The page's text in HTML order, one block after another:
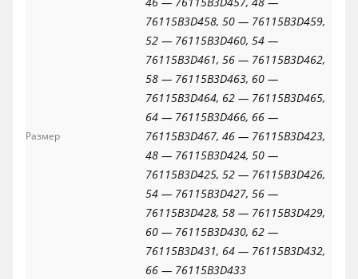
Размер
76115B3D458, 50 — 76115B3D459,
52 — 76115B3D460, 54 —
76115B3D461, 56 — 76115B3D462,
58 — 76115B3D463, 60 —
76115B3D464, 62 — 76115B3D465,
64 — 76115B3D466, 66 —
76115B3D467, 46 — 76115B3D423,
48 — 76115B3D424, 50 —
76115B3D425, 52 — 76115B3D426,
54 — 76115B3D427, 56 —
76115B3D428, 58 — 76115B3D429,
60 — 76115B3D430, 62 —
76115B3D431, 64 — 76115B3D432,
66 — 76115B3D433